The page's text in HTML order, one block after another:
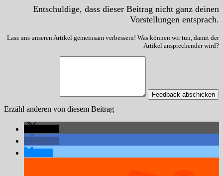
Entschuldige, dass dieser Beitrag nicht ganz deinen
Vorstellungen entsprach.
Lass uns unseren Artikel gemeinsam verbessern! Was können wir tun, damit der
Artikel ansprechender wird?
Feedback abschicken
Erzähl anderen von diesem Beitrag